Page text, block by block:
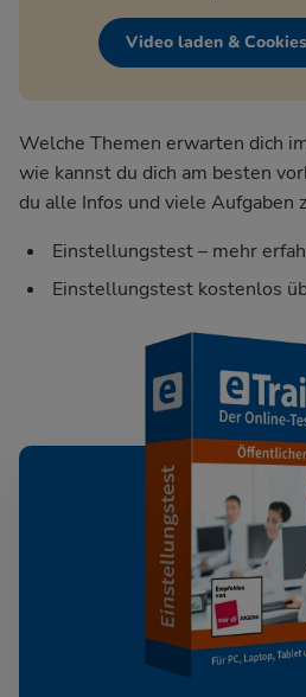
Video laden &
Welche Themen erwarten dich
wie kannst du dich am besten
du alle Infos und viele Aufgaben
Einstellungstest – mehr
Einstellungstest kostenlos